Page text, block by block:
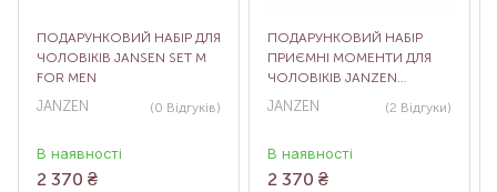
ПОДАРУНКОВИЙ НАБІР ДЛЯ
ЧОЛОВІКІВ JANSEN SET M
FOR MEN
JANZEN (0 Відгуків)
В наявності
2 370 ₴
ПОДАРУНКОВИЙ НАБІР
ПРИЄМНІ МОМЕНТИ ДЛЯ
ЧОЛОВІКІВ JANZEN
BERGAMOT &
CEDARWOOD HAIR & BODY
JANZEN (2 Відгуки)
В наявності
2 370 ₴